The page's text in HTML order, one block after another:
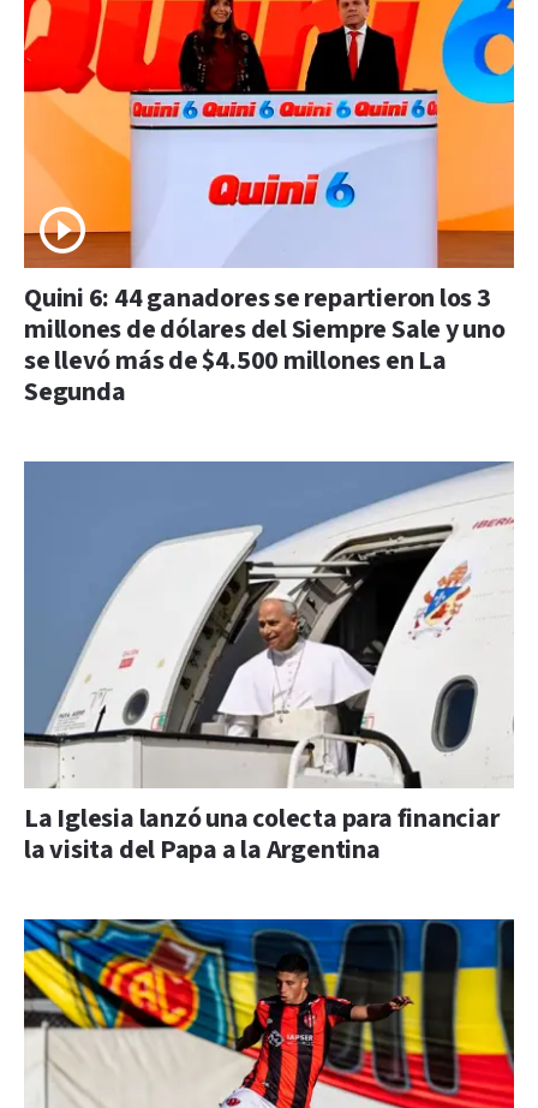
Quini 6: 44 ganadores se repartieron los 3
millones de dólares del Siempre Sale y uno
se llevó más de $4.500 millones en La
Segunda
La Iglesia lanzó una colecta para financiar
la visita del Papa a la Argentina